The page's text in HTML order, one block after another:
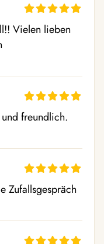
Vielen lieben
freundlich.
Zufallsgespräch